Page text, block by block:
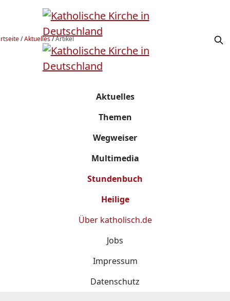
/Aktuelles/Artikel
Aktuelles
Themen
Wegweiser
Multimedia
Stundenbuch
Heilige
Über katholisch.de
Jobs
Impressum
Datenschutz